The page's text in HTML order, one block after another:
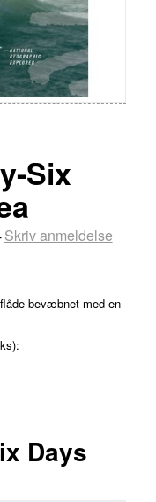
Six
Skriv anmeldelse
bevæbnet med en
Days